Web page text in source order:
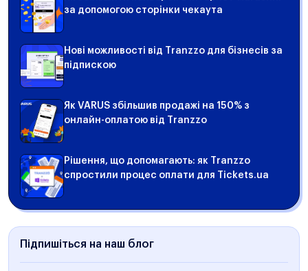
за допомогою сторінки чекаута
Нові можливості від Tranzzo для бізнесів за
підпискою
Як VARUS збільшив продажі на 150% з
онлайн-оплатою від Tranzzo
Рішення, що допомагають: як Tranzzo
спростили процес оплати для Tickets.ua
Підпишіться на наш блог